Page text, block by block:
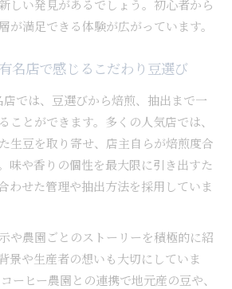
しい発見があるでしょう。初心者から
が満足できる体験が広がっています。
名店で感じるこだわり豆選び
では、豆選びから焙煎、抽出まで一
ことができます。多くの人気店では、
生豆を取り寄せ、店主自らが焙煎度合
味や香りの個性を最大限に引き出すた
わせた管理や抽出方法を採用していま
や農園ごとのストーリーを積極的に紹
景や生産者の想いも大切にしていま
ーヒー農園との連携で地元産の豆や、